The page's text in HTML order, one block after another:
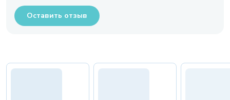
Оставить отзыв